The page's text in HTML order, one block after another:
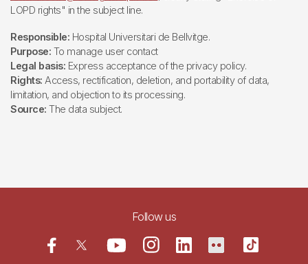
LOPD rights" in the subject line.
Responsible: Hospital Universitari de Bellvitge.
Purpose: To manage user contact
Legal basis: Express acceptance of the privacy policy.
Rights: Access, rectification, deletion, and portability of data,
limitation, and objection to its processing.
Source: The data subject.
Follow us